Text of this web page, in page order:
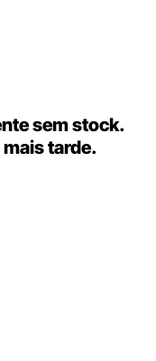
sem stock.
tarde.